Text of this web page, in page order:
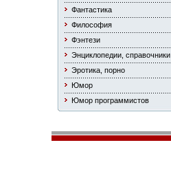
Фантастика
Философия
Фэнтези
Энциклопедии, справочники
Эротика, порно
Юмор
Юмор программистов